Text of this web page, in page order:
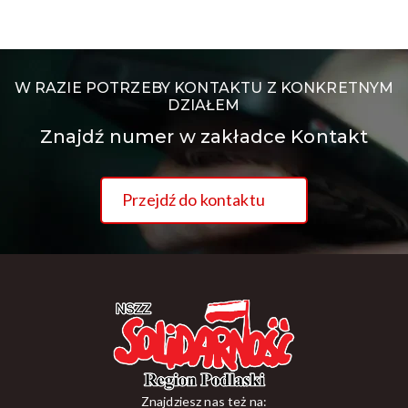
W RAZIE POTRZEBY KONTAKTU Z KONKRETNYM
DZIAŁEM
Znajdź numer w zakładce Kontakt
Przejdź do kontaktu
Znajdziesz nas też na: